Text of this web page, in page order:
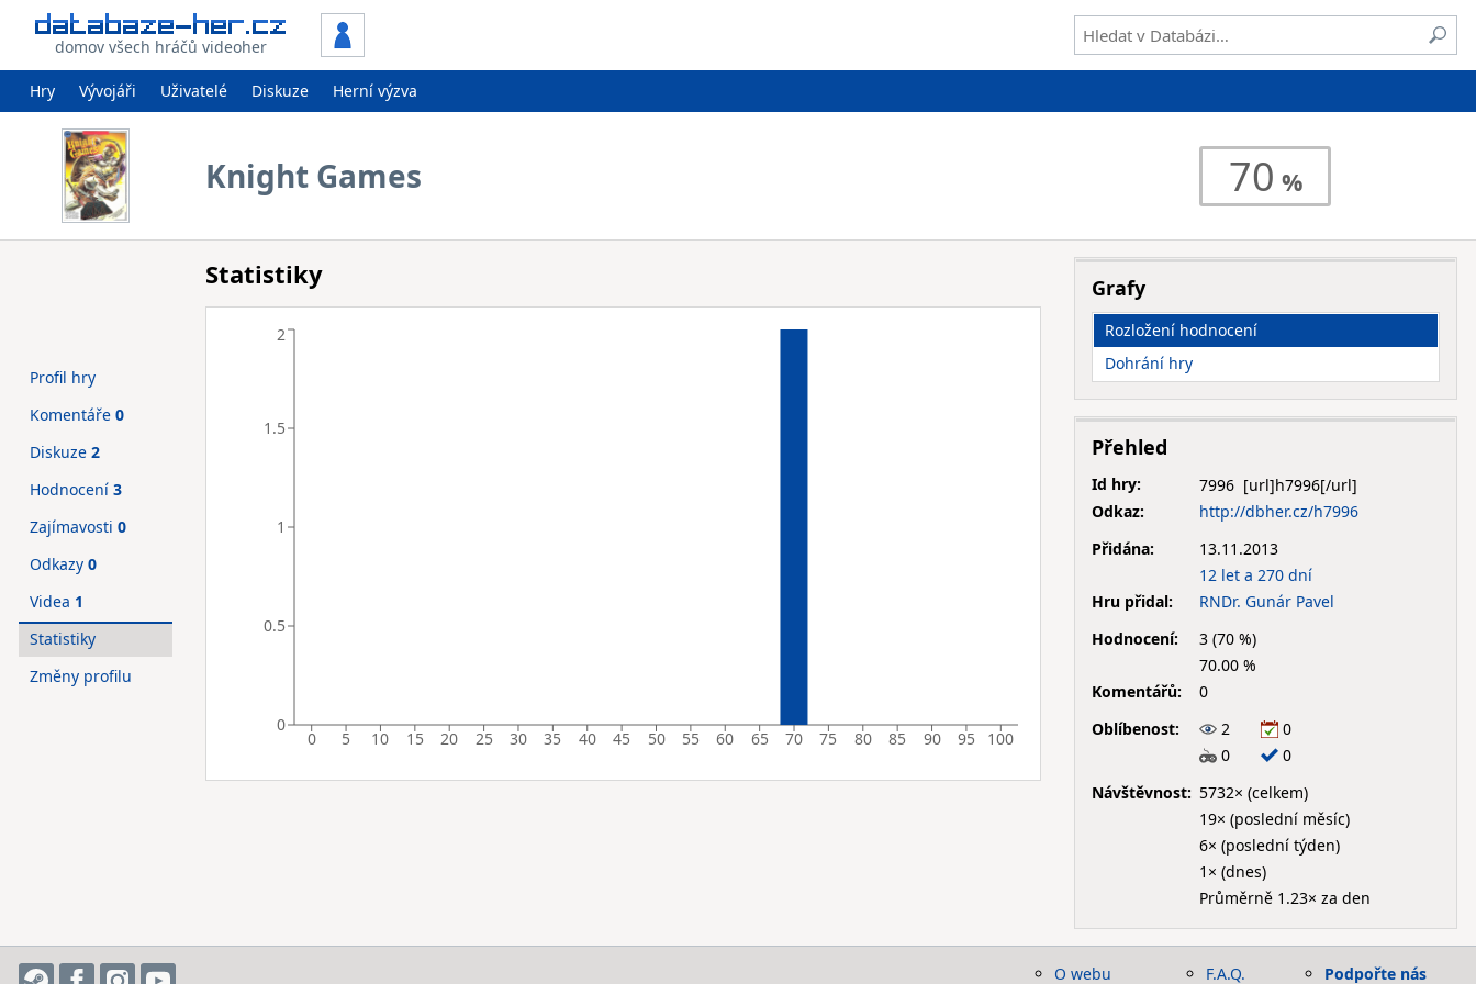
domov všech hráčů videoher
Hry Vývojáři Uživatelé Diskuze Herní výzva
Knight Games 70
Statistiky
0 5 10 15 20 25 30 35 40 45 50 55 60 65 70 75 80 85 90 95 100
0
0.5
1
1.5
2
Profil hry
Komentáře 0
Diskuze 2
Hodnocení 3
Zajímavosti 0
Odkazy 0
Videa 1
Statistiky
Změny profilu
Grafy
Rozložení hodnocení
Dohrání hry
Přehled
Id hry:
7996
Odkaz:
http://dbher.cz/h7996
Přidána:
13.11.2013
12 let a 270 dní
Hru přidal:
RNDr. Gunár Pavel
Hodnocení:
3 (70 %)
70.00 %
Komentářů:
0
Oblíbenost:
2
0
0
0
Návštěvnost: 5732× (celkem)
19× (poslední měsíc)
6× (poslední týden)
1× (dnes)
Průměrně 1.23× za den
O webu F.A.Q. Podpořte nás